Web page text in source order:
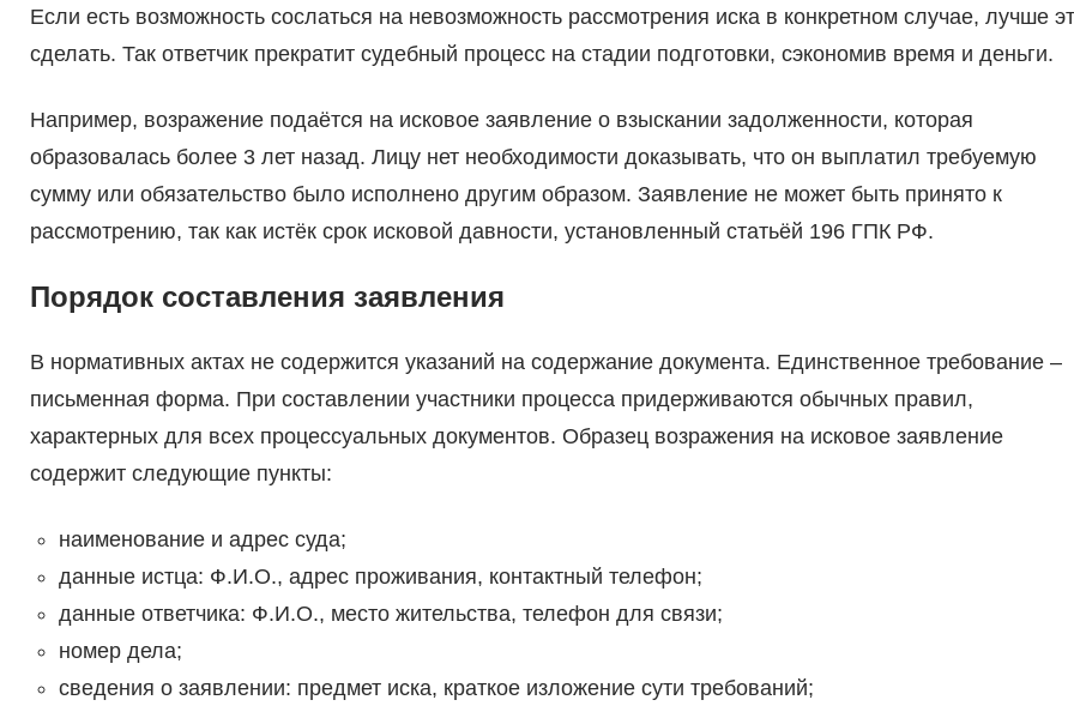
Если есть возможность сослаться на невозможность рассмотрения иска в конкретном случае, лучше
сделать. Так ответчик прекратит судебный процесс на стадии подготовки, сэкономив время и деньги.
Например, возражение подаётся на исковое заявление о взыскании задолженности, которая
образовалась более 3 лет назад. Лицу нет необходимости доказывать, что он выплатил требуемую
сумму или обязательство было исполнено другим образом. Заявление не может быть принято к
рассмотрению, так как истёк срок исковой давности, установленный статьёй 196 ГПК РФ.
Порядок составления заявления
В нормативных актах не содержится указаний на содержание документа. Единственное требование –
письменная форма. При составлении участники процесса придерживаются обычных правил,
характерных для всех процессуальных документов. Образец возражения на исковое заявление
содержит следующие пункты:
наименование и адрес суда;
данные истца: Ф.И.О., адрес проживания, контактный телефон;
данные ответчика: Ф.И.О., место жительства, телефон для связи;
номер дела;
сведения о заявлении: предмет иска, краткое изложение сути требований;